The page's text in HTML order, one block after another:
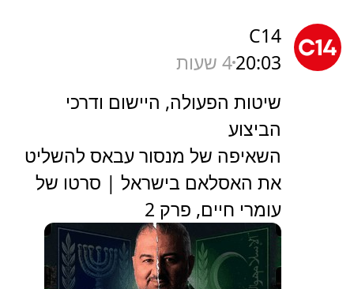
C14
20:034 שעות
שיטות הפעולה, היישום ודרכי
הביצוע
השאיפה של מנסור עבאס להשליט
את האסלאם בישראל | סרטו של
עומרי חיים, פרק 2